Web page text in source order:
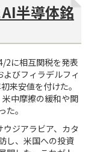
半導体銘
2に相互関税を発表
びフィラデルフィ
来安値を付けた。
中摩擦の緩和や関
。
ジアラビア、カタ
し、米国への投資